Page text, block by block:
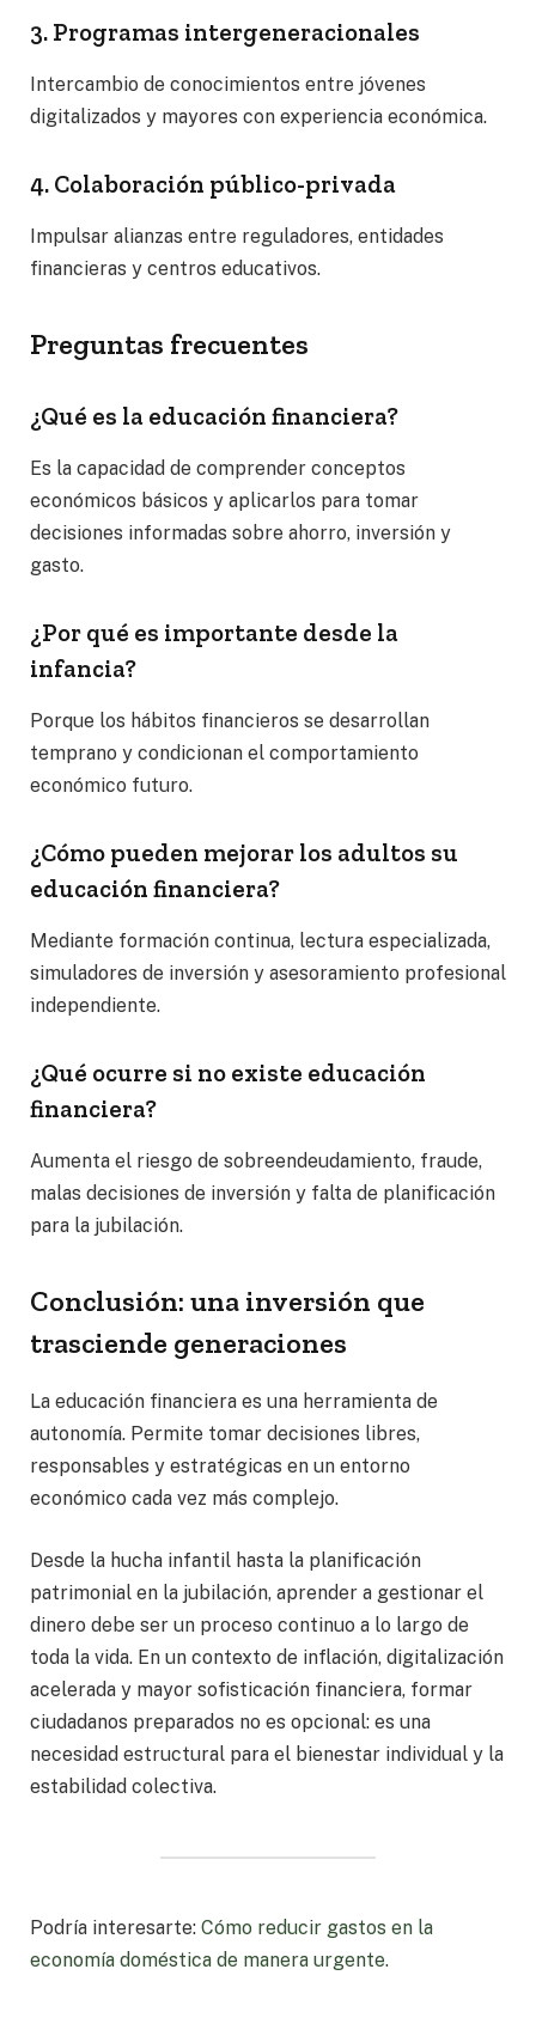
3. Programas intergeneracionales
Intercambio de conocimientos entre jóvenes
digitalizados y mayores con experiencia económica.
4. Colaboración público-privada
Impulsar alianzas entre reguladores, entidades
financieras y centros educativos.
Preguntas frecuentes
¿Qué es la educación financiera?
Es la capacidad de comprender conceptos
económicos básicos y aplicarlos para tomar
decisiones informadas sobre ahorro, inversión y
gasto.
¿Por qué es importante desde la
infancia?
Porque los hábitos financieros se desarrollan
temprano y condicionan el comportamiento
económico futuro.
¿Cómo pueden mejorar los adultos su
educación financiera?
Mediante formación continua, lectura especializada,
simuladores de inversión y asesoramiento profesional
independiente.
¿Qué ocurre si no existe educación
financiera?
Aumenta el riesgo de sobreendeudamiento, fraude,
malas decisiones de inversión y falta de planificación
para la jubilación.
Conclusión: una inversión que
trasciende generaciones
La educación financiera es una herramienta de
autonomía. Permite tomar decisiones libres,
responsables y estratégicas en un entorno
económico cada vez más complejo.
Desde la hucha infantil hasta la planificación
patrimonial en la jubilación, aprender a gestionar el
dinero debe ser un proceso continuo a lo largo de
toda la vida. En un contexto de inflación, digitalización
acelerada y mayor sofisticación financiera, formar
ciudadanos preparados no es opcional: es una
necesidad estructural para el bienestar individual y la
estabilidad colectiva.
Podría interesarte: Cómo reducir gastos en la
economía doméstica de manera urgente.